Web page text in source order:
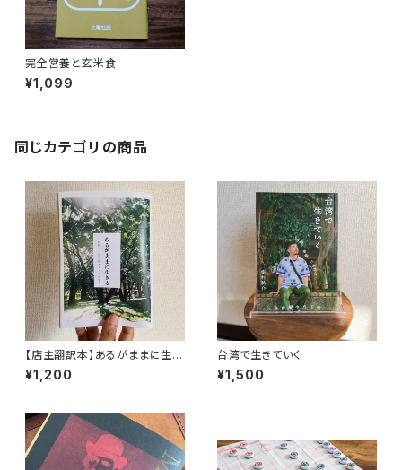
完全営養と玄米食
¥1,099
同じカテゴリの商品
【店主翻訳本】あるがままに生き
る（moonlight books vol.2）
¥1,200
台湾で生きていく
¥1,500